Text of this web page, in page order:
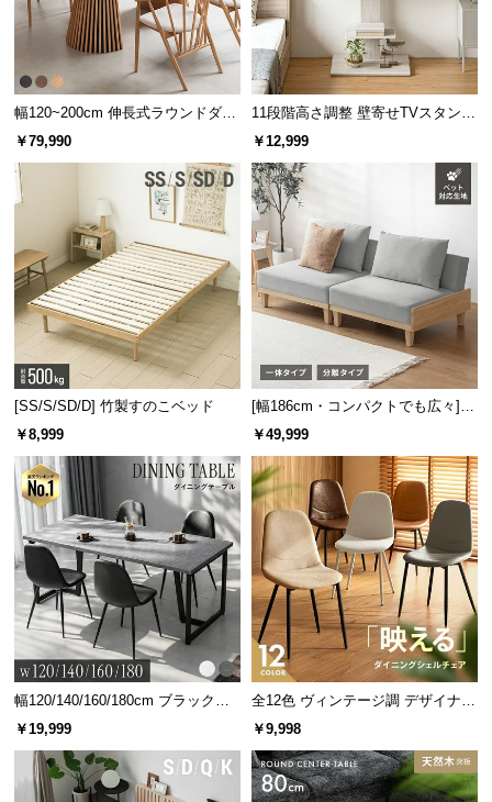
幅120~200cm 伸長式ラウンドダイ
ニングテーブル 6人掛け 天然木突
板 美しい格子デザイン
￥79,990
11段階高さ調整 壁寄せTVスタンド
キャスター付き 上下左右角度調節
￥12,999
[SS/S/SD/D] 竹製すのこベッド
￥8,999
[幅186cm・コンパクトでも広々] 3
人掛けソファベッド リクライニン
￥49,999
幅120/140/160/180cm ブラックフ
レーム ダイニング 大理石調 4人掛
￥19,999
全12色 ヴィンテージ調 デザイナー
ズシェルチェア
￥9,998